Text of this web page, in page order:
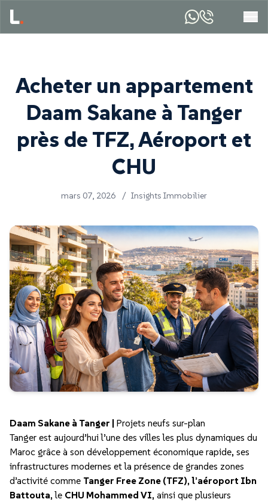
Acheter un appartement
Daam Sakane à Tanger
près de TFZ, Aéroport et
CHU
mars 07, 2026 / Insights Immobilier
Daam Sakane à Tanger | Projets neufs sur-plan
Tanger est aujourd’hui l’une des villes les plus dynamiques du
Maroc grâce à son développement économique rapide, ses
infrastructures modernes et la présence de grandes zones
d’activité comme Tanger Free Zone (TFZ),l’aéroport Ibn
Battouta, le CHU Mohammed VI, ainsi que plusieurs